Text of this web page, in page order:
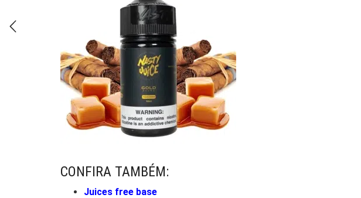
CONFIRA TAMBÉM:
Juices free base